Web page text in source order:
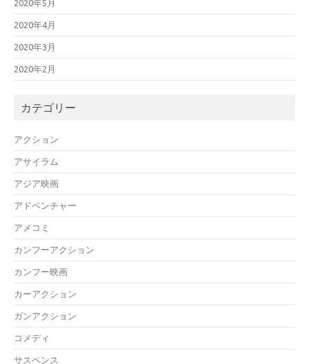
2020年5月
2020年4月
2020年3月
2020年2月
カテゴリー
アクション
アサイラム
アジア映画
アドベンチャー
アメコミ
カンフーアクション
カンフー映画
カーアクション
ガンアクション
コメディ
サスペンス